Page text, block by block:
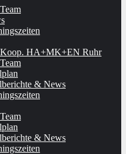
HA+MK+EN Ruhr
& News
& News